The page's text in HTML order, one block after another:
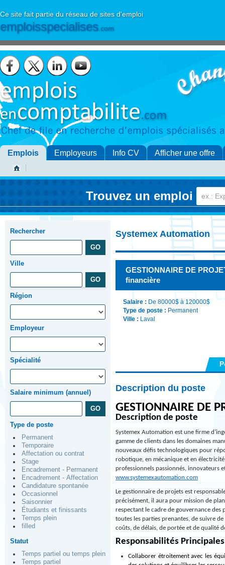
Ce site fait partie du réseau de sites d'emploi
emploisspecialises.com
Emplois Employeurs Info CV Afficher une offre
Trouvez un emploi
Rechercher
Ville
Région
Employeur
Spécialité
Salaire minimum (annuel)
Type de poste
Permanent
Temporaire
Affectation ou contrat
Stage
Encadrement - Permanent
Encadrement - Affectation
Candidature spontanée
Occasionnel
Saisonnier
Étudiants et finissants
Temps plein
filled
Statut
Temps partiel ou temps plein
Temps partiel
Systemex Automation
GESTIONNAIRE DE
financière
Salaire : De 80000$ à 120000$
Type de poste : Permanent
Ville : Laval
Description du poste
GESTIONNAIRE DE
Description de poste
Systemex Automation est une firme
gamme de clients dans les domaines
nouveaux défis technologiques pour
robotique, en mécanique et en
professionnels passionnés, innovateurs
www.systemexautomation.com
Le gestionnaire de projets est
précisément, il aura pour mission de
respectant le cadre de gouvernance
toutes les parties prenantes, de suivre
coûts, de délais, de portée et de qualité
Responsabilités Principales
Collaborer étroitement avec les